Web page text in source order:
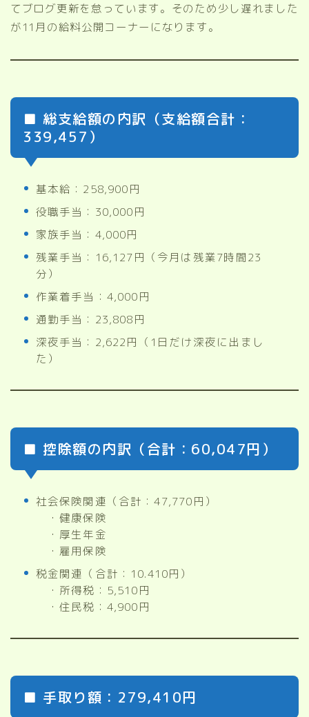
てブログ更新を怠っています。そのため少し遅れました
が11月の給料公開コーナーになります。
■ 総支給額の内訳（支給額合計：
339,457）
基本給：258,900円
役職手当：30,000円
家族手当：4,000円
残業手当：16,127円（今月は残業7時間23
分）
作業着手当：4,000円
通勤手当：23,808円
深夜手当：2,622円（1日だけ深夜に出まし
た）
■ 控除額の内訳（合計：60,047円）
社会保険関連（合計：47,770円）
・健康保険
・厚生年金
・雇用保険
税金関連（合計：10.410円）
・所得税：5,510円
・住民税：4,900円
■ 手取り額：279,410円